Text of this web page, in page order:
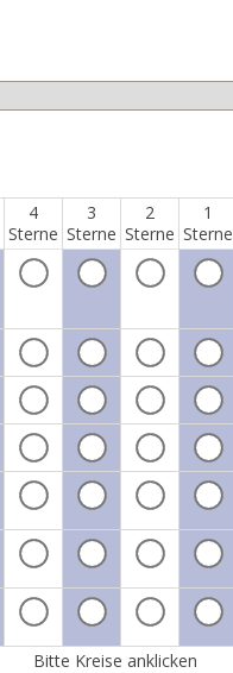
4
Sterne
3
Sterne
2
Sterne
1
Sterne
Bitte Kreise anklicken